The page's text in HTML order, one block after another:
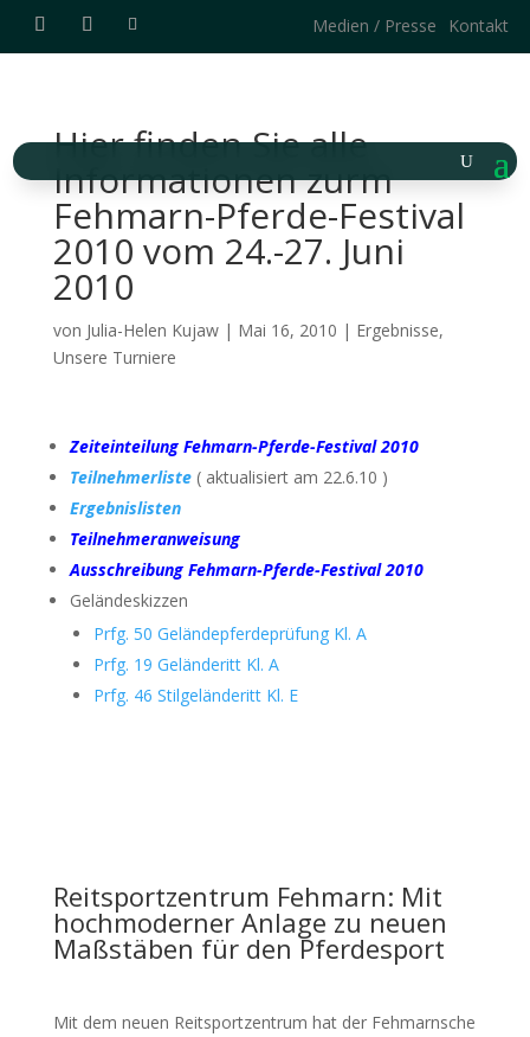
Medien / Presse Kontakt
Hier finden Sie alle
Informationen zurm
Fehmarn-Pferde-Festival
2010 vom 24.-27. Juni
2010
von Julia-Helen Kujaw| Mai 16, 2010 | Ergebnisse,
Unsere Turniere
Zeiteinteilung Fehmarn-Pferde-Festival 2010
Teilnehmerliste( aktualisiert am 22.6.10 )
Ergebnislisten
Teilnehmeranweisung
Ausschreibung Fehmarn-Pferde-Festival 2010
Geländeskizzen
Prfg. 50 Geländepferdeprüfung Kl. A
Prfg. 19 Geländeritt Kl. A
Prfg. 46 Stilgeländeritt Kl. E
Reitsportzentrum Fehmarn: Mit
hochmoderner Anlage zu neuen
Maßstäben für den Pferdesport
Mit dem neuen Reitsportzentrum hat der Fehmarnsche